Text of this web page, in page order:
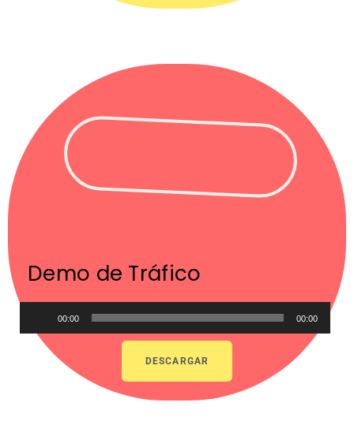
Demo de Tráfico
00:00 00:00
DESCARGAR